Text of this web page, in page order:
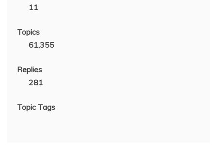
11
Topics
61,355
Replies
281
Topic Tags